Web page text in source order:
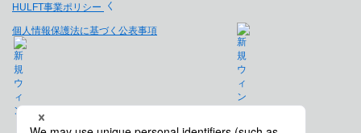
HULFT事業ポリシー
個人情報保護法に基づく公表事項